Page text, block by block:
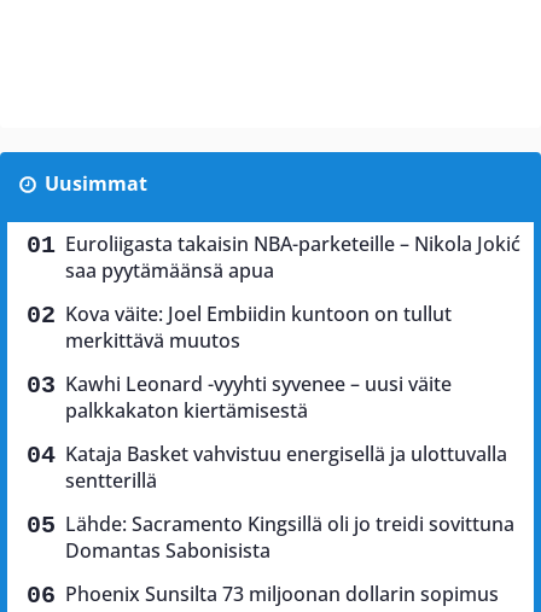
Uusimmat
Euroliigasta takaisin NBA-parketeille – Nikola Jokić
saa pyytämäänsä apua
Kova väite: Joel Embiidin kuntoon on tullut
merkittävä muutos
Kawhi Leonard -vyyhti syvenee – uusi väite
palkkakaton kiertämisestä
Kataja Basket vahvistuu energisellä ja ulottuvalla
sentterillä
Lähde: Sacramento Kingsillä oli jo treidi sovittuna
Domantas Sabonisista
Phoenix Sunsilta 73 miljoonan dollarin sopimus